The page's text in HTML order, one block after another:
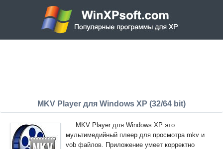
MKV Player для Windows XP (32/64 bit)
MKV Player для Windows XP это
мультимедийный плеер для просмотра mkv и
vob файлов. Приложение умеет корректно